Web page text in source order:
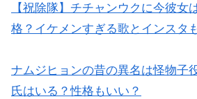
【祝除隊】チチャンウクに今彼女
格？イケメンすぎる歌とインスタ
ナムジヒョンの昔の異名は怪物子
氏はいる？性格もいい？